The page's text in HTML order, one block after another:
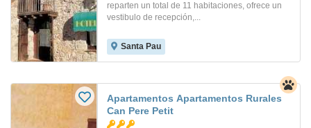
reparten un total de 11 habitaciones, ofrece un
vestibulo de recepción,...
Santa Pau
Apartamentos Apartamentos Rurales
Can Pere Petit